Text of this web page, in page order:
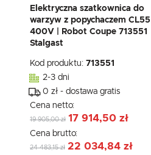
Elektryczna szatkownica do
warzyw z popychaczem CL55
400V | Robot Coupe 713551
Stalgast
Kod produktu: 713551
2-3 dni
0 zł - dostawa gratis
Cena netto:
19 905,00 zł 17 914,50 zł
Cena brutto:
24 483,15 zł 22 034,84 zł